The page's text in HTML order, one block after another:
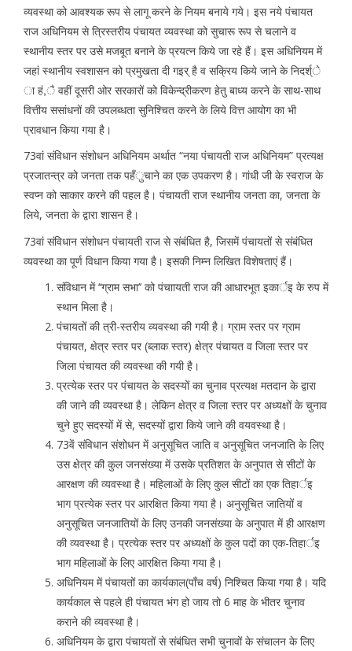
व्यवस्था को आवश्यक रूप से लागू करने के नियम बनाये गये। इस नये पंचायत
राज अधिनियम से त्रिस्तरीय पंचायत व्यवस्था को सुचारू रूप से चलाने व
स्थानीय स्तर पर उसे मजबूत बनाने के प्रयत्न किये जा रहे हैं। इस अधिनियम में
जहां स्थानीय स्वशासन को प्रमुखता दी गइर् है व सक्रिय किये जाने के निदर्श्े
ा हं,ै वहीं दूसरी ओर सरकारों को विकेन्द्रीकरण हेतु बाध्य करने के साथ-साथ
वित्तीय ससांधनों की उपलब्धता सुनिश्चित करने के लिये वित्त आयोग का भी
प्रावधान किया गया है।
73वां संविधान संशोधन अधिनियम अर्थात “नया पंचायती राज अधिनियम” प्रत्यक्ष
प्रजातन्त्र को जनता तक पहँुचाने का एक उपकरण है। गांधी जी के स्वराज के
स्वप्न को साकार करने की पहल है। पंचायती राज स्थानीय जनता का, जनता के
लिये, जनता के द्वारा शासन है।
73वां संविधान संशोधन पंचायती राज से संबंधित है, जिसमें पंचायतों से संबंधित
व्यवस्था का पूर्ण विधान किया गया है। इसकी निम्न लिखित विशेषताएं हैं।
संविधान में ‘‘ग्राम सभा’’ को पंचाायती राज की आधारभूत इकार्इ के रुप में
स्थान मिला है।
पंचायतों की त्री-स्तरीय व्यवस्था की गयी है। ग्राम स्तर पर ग्राम
पंचायत, क्षेत्र स्तर पर (ब्लाक स्तर) क्षेत्र पंचायत व जिला स्तर पर
जिला पंचायत की व्यवस्था की गयी है।
प्रत्येक स्तर पर पंचायत के सदस्यों का चुनाव प्रत्यक्ष मतदान के द्वारा
की जाने की व्यवस्था है। लेकिन क्षेत्र व जिला स्तर पर अध्यक्षों के चुनाव
चुने हुए सदस्यों में से, सदस्यों द्वारा किये जाने की वयवस्था है।
73वें संविधान संशोधन में अनुसूचित जाति व अनुसूचित जनजाति के लिए
उस क्षेत्र की कुल जनसंख्या में उसके प्रतिशत के अनुपात से सीटों के
आरक्षण की व्यवस्था है। महिलाओं के लिए कुल सीटों का एक तिहार्इ
भाग प्रत्येक स्तर पर आरक्षित किया गया है। अनुसूचित जातियों व
अनुसूचित जनजातियों के लिए उनकी जनसंख्या के अनुपात में ही आरक्षण
की व्यवस्था है। प्रत्येक स्तर पर अध्यक्षों के कुल पदों का एक-तिहार्इ
भाग महिलाओं के लिए आरक्षित किया गया है।
अधिनियम में पंचायतों का कार्यकाल(पॉंच वर्ष) निश्चित किया गया है। यदि
कार्यकाल से पहले ही पंचायत भंग हो जाय तो 6 माह के भीतर चुनाव
कराने की व्यवस्था है।
अधिनियम के द्वारा पंचायतों से संबंधित सभी चुनावों के संचालन के लिए